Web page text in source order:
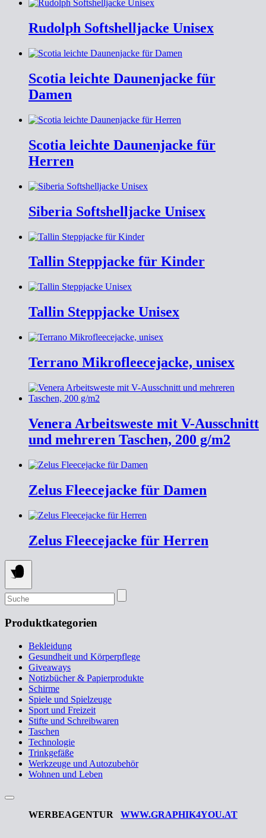
Rudolph Softshelljacke Unisex
Scotia leichte Daunenjacke für
Damen
Scotia leichte Daunenjacke für
Herren
Siberia Softshelljacke Unisex
Tallin Steppjacke für Kinder
Tallin Steppjacke Unisex
Terrano Mikrofleecejacke, unisex
Venera Arbeitsweste mit V-Ausschnitt
und mehreren Taschen, 200 g/m2
Zelus Fleecejacke für Damen
Zelus Fleecejacke für Herren
Suchen
nach:
Produktkategorien
Bekleidung
Gesundheit und Körperpflege
Giveaways
Notizbücher & Papierprodukte
Schirme
Spiele und Spielzeuge
Sport und Freizeit
Stifte und Schreibwaren
Taschen
Technologie
Trinkgefäße
Werkzeuge und Autozubehör
Wohnen und Leben
WERBEAGENTUR WWW.GRAPHIK4YOU.AT